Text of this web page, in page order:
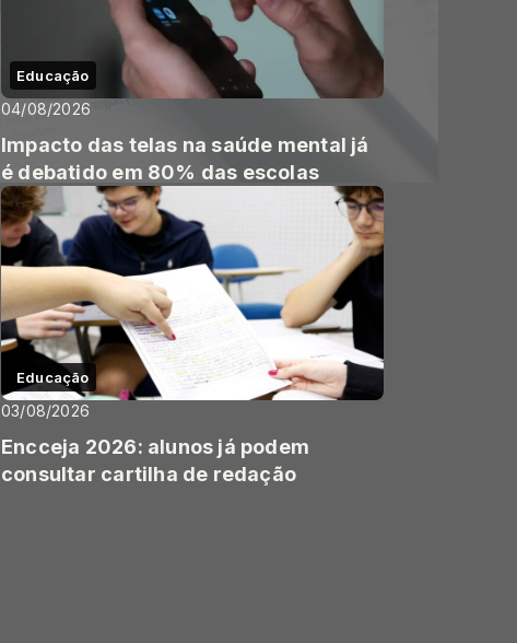
Educação
04/08/2026
Impacto das telas na saúde mental já
é debatido em 80% das escolas
Educação
03/08/2026
Encceja 2026: alunos já podem
consultar cartilha de redação